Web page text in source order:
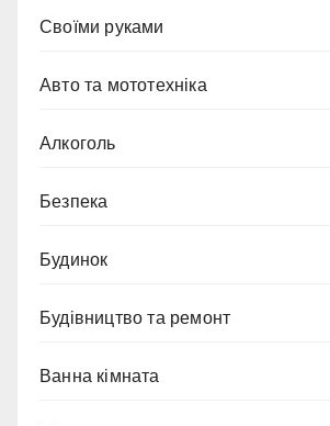
Cвоїми руками
Авто та мототехніка
Алкоголь
Безпека
Будинок
Будівництво та ремонт
Ванна кімната